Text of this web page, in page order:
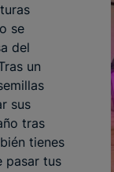
se
del
un
sus
tras
tienes
pasar tus